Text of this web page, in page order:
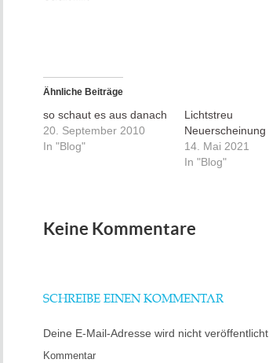
Ähnliche Beiträge
so schaut es aus danach
20. September 2010
In "Blog"
Lichtstreu
Neuerscheinung
14. Mai 2021
In "Blog"
Keine Kommentare
SCHREIBE EINEN KOMMENTAR
Deine E-Mail-Adresse wird nicht veröffentlicht.
Kommentar